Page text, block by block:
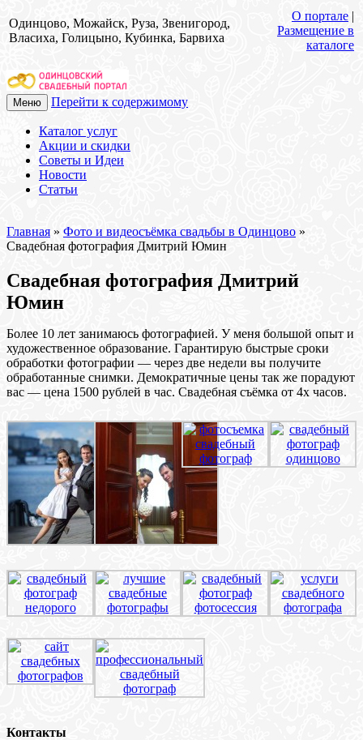
Одинцово, Можайск, Руза, Звенигород,
Власиха, Голицыно, Кубинка, Барвиха
О портале |
Размещение в
каталоге
Меню Перейти к содержимому
Каталог услуг
Акции и скидки
Советы и Идеи
Новости
Статьи
Главная » Фото и видеосъёмка свадьбы в Одинцово »
Свадебная фотография Дмитрий Юмин
Свадебная фотография Дмитрий
Юмин
Более 10 лет занимаюсь фотографией. У меня большой опыт и
художественное образование. Гарантирую быстрые сроки
обработки фотографии — через две недели вы получите
обработанные снимки. Демократичные цены так же порадуют
вас — цена 1500 рублей в час. Свадебная съёмка от 4х часов.
Контакты